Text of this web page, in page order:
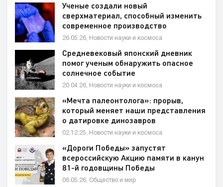
Ученые создали новый
сверхматериал, способный изменить
современное производство
26.05.26, Новости науки и космоса
Средневековый японский дневник
помог ученым обнаружить опасное
солнечное событие
20.04.26, Новости науки и космоса
«Мечта палеонтолога»: прорыв,
который меняет наши представления
о датировке динозавров
02.12.25, Новости науки и космоса
«Дороги Победы» запустят
всероссийскую Акцию памяти в канун
81-й годовщины Победы
06.05.26, Общество и мир